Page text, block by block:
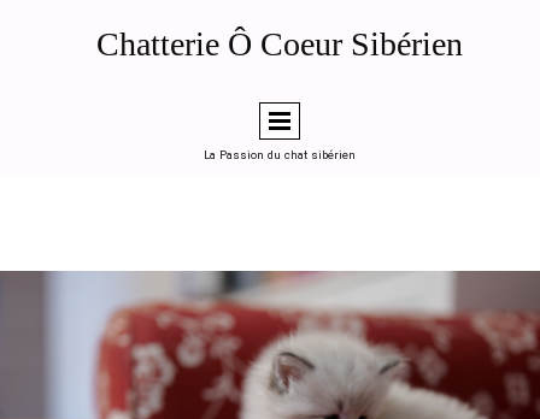
Généré le 2026-04-12 — Chatterie Ô Coeur Sibérien, Toulouse
Chatterie Ô Coeur Sibérien
La Passion du chat sibérien